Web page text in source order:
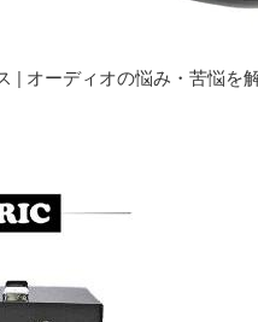
| オーディオの悩み・苦悩を